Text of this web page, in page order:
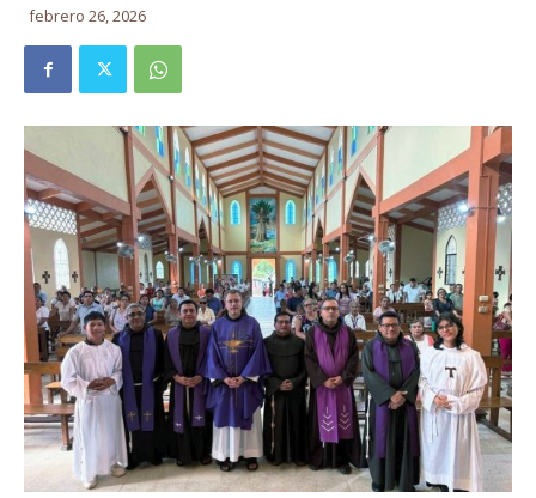
febrero 26, 2026